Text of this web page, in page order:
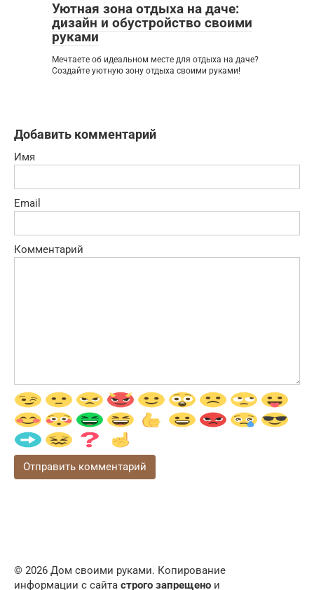
Уютная зона отдыха на даче:
дизайн и обустройство своими
руками
Мечтаете об идеальном месте для отдыха на даче?
Создайте уютную зону отдыха своими руками!
Добавить комментарий
Имя
Email
Комментарий
© 2026 Дом своими руками. Копирование
информации с сайта строго запрещено и